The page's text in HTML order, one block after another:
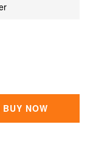
BUY NOW